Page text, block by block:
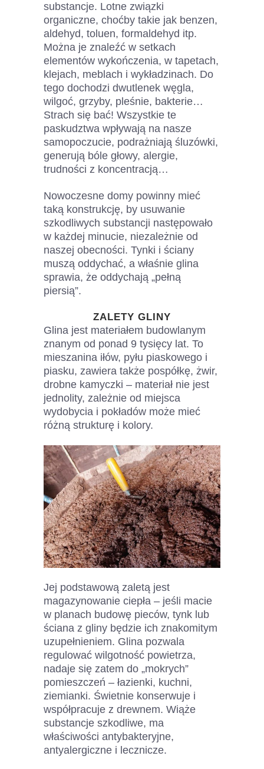
substancje. Lotne związki
organiczne, choćby takie jak benzen,
aldehyd, toluen, formaldehyd itp.
Można je znaleźć w setkach
elementów wykończenia, w tapetach,
klejach, meblach i wykładzinach. Do
tego dochodzi dwutlenek węgla,
wilgoć, grzyby, pleśnie, bakterie…
Strach się bać! Wszystkie te
paskudztwa wpływają na nasze
samopoczucie, podrażniają śluzówki,
generują bóle głowy, alergie,
trudności z koncentracją…
Nowoczesne domy powinny mieć
taką konstrukcję, by usuwanie
szkodliwych substancji następowało
w każdej minucie, niezależnie od
naszej obecności. Tynki i ściany
muszą oddychać, a właśnie glina
sprawia, że oddychają „pełną
piersią”.
ZALETY GLINY
Glina jest materiałem budowlanym
znanym od ponad 9 tysięcy lat. To
mieszanina iłów, pyłu piaskowego i
piasku, zawiera także pospółkę, żwir,
drobne kamyczki – materiał nie jest
jednolity, zależnie od miejsca
wydobycia i pokładów może mieć
różną strukturę i kolory.
Jej podstawową zaletą jest
magazynowanie ciepła – jeśli macie
w planach budowę pieców, tynk lub
ściana z gliny będzie ich znakomitym
uzupełnieniem. Glina pozwala
regulować wilgotność powietrza,
nadaje się zatem do „mokrych”
pomieszczeń – łazienki, kuchni,
ziemianki. Świetnie konserwuje i
współpracuje z drewnem. Wiąże
substancje szkodliwe, ma
właściwości antybakteryjne,
antyalergiczne i lecznicze.